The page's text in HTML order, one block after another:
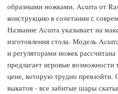
образными ножками, Acurra от
конструкцию в сочетании с
Название Acurra указывает на
изготовления стола. Модель
и регуляторами ножек
предлагает игровые возможности
цене, которую трудно превзойти.
выкатов - все забитые шары